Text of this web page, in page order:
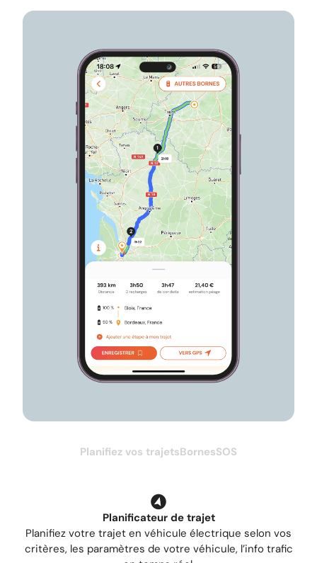
Planifiez vos trajetsBornesSOS
Planificateur de trajet
Planifiez votre trajet en véhicule électrique selon vos
critères, les paramètres de votre véhicule, l’info trafic